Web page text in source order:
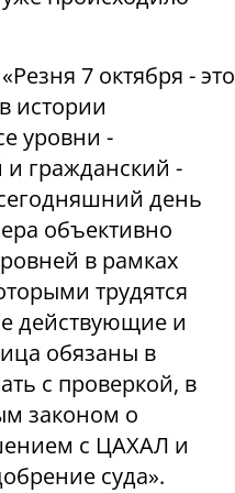
7 октября - это
истории
уровни -
гражданский -
день
объективно
в рамках
трудятся
действующие и
обязаны в
с проверкой, в
законом о
с ЦАХАЛ и
суда».